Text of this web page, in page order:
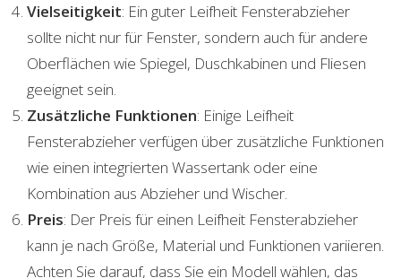
Vielseitigkeit: Ein guter Leifheit Fensterabzieher
sollte nicht nur für Fenster, sondern auch für andere
Oberflächen wie Spiegel, Duschkabinen und Fliesen
geeignet sein.
Zusätzliche Funktionen: Einige Leifheit
Fensterabzieher verfügen über zusätzliche Funktionen
wie einen integrierten Wassertank oder eine
Kombination aus Abzieher und Wischer.
Preis: Der Preis für einen Leifheit Fensterabzieher
kann je nach Größe, Material und Funktionen variieren.
Achten Sie darauf, dass Sie ein Modell wählen, das